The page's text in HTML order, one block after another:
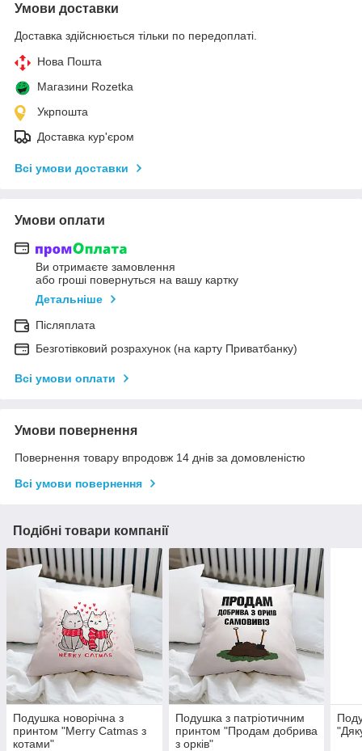
Умови доставки
Доставка здійснюється тільки по передоплаті.
Нова Пошта
Магазини Rozetka
Укрпошта
Доставка кур'єром
Всі умови доставки
Умови оплати
Ви отримаєте замовлення
або гроші повернуться на вашу картку
Детальніше
Післяплата
Безготівковий розрахунок (на карту Приватбанку)
Всі умови оплати
Умови повернення
Повернення товару впродовж 14 днів за домовленістю
Всі умови повернення
Подібні товари компанії
Подушка новорічна з
принтом "Merry Catmas з
котами"
Подушка з патріотичним
принтом "Продам добрива
з орків"